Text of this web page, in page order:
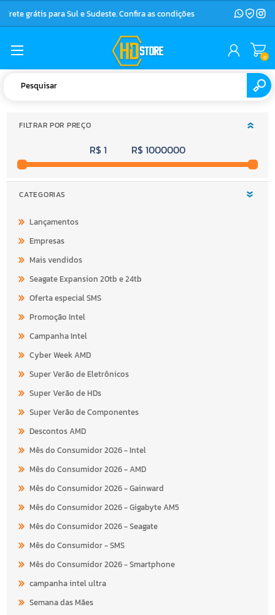
Frete grátis para Sul e Sudeste. Confira as condições
0
FILTRAR POR PREÇO
R$ 1 R$ 1000000
CATEGORIAS
Lançamentos
Empresas
Mais vendidos
Seagate Expansion 20tb e 24tb
Oferta especial SMS
Promoção Intel
Campanha Intel
Cyber Week AMD
Super Verão de Eletrônicos
Super Verão de HDs
Super Verão de Componentes
Descontos AMD
Mês do Consumidor 2026 - Intel
Mês do Consumidor 2026 - AMD
Mês do Consumidor 2026 - Gainward
Mês do Consumidor 2026 - Gigabyte AM5
Mês do Consumidor 2026 - Seagate
Mês do Consumidor - SMS
Mês do Consumidor 2026 - Smartphone
campanha intel ultra
Semana das Mães